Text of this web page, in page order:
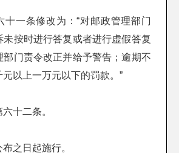
十一条修改为：“对邮政管理部门
未按时进行答复或者进行虚假答复
部门责令改正并给予警告；逾期不
以上一万元以下的罚款。”
十二条。
之日起施行。